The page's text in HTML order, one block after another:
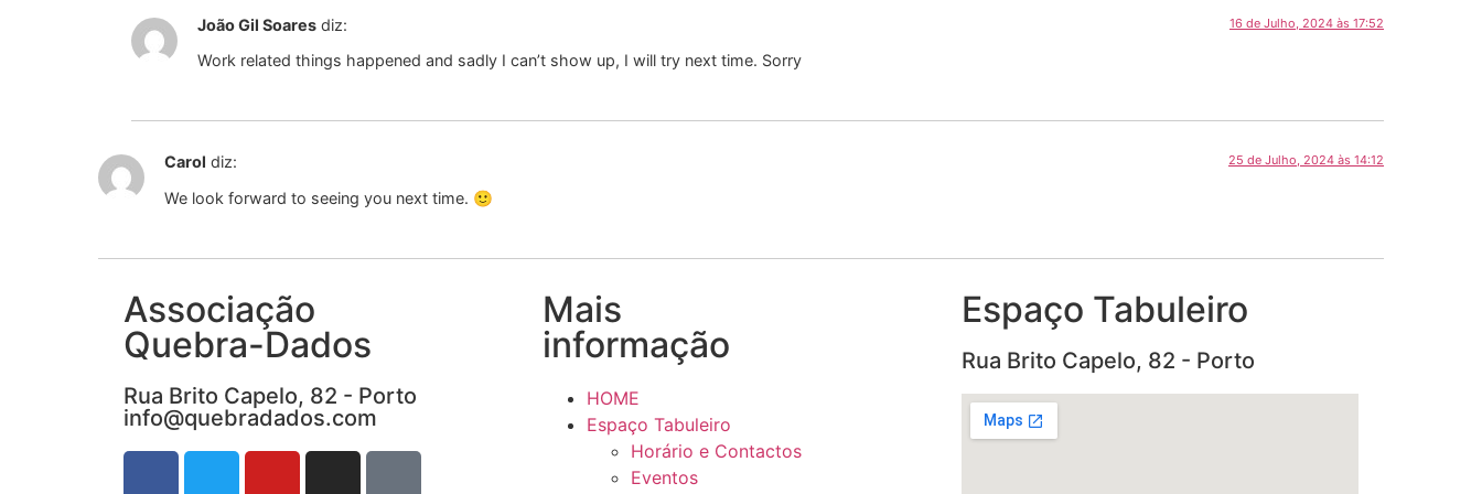
João Gil Soares diz: 16 de Julho, 2024 às 17:52
Work related things happened and sadly I can’t show up, I will try next time. Sorry
Carol diz: 25 de Julho, 2024 às 14:12
We look forward to seeing you next time. 🙂
Associação
Quebra-Dados
Rua Brito Capelo, 82 - Porto
info@quebradados.com
Mais
informação
HOME
Espaço Tabuleiro
Horário e Contactos
Eventos
Espaço Tabuleiro
Rua Brito Capelo, 82 - Porto